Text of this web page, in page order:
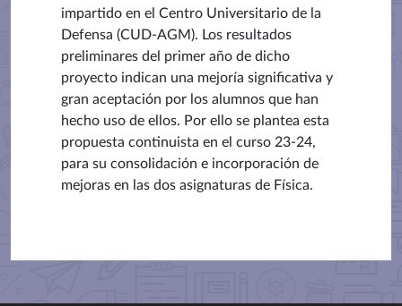
impartido en el Centro Universitario de la
Defensa (CUD-AGM). Los resultados
preliminares del primer año de dicho
proyecto indican una mejoría significativa y
gran aceptación por los alumnos que han
hecho uso de ellos. Por ello se plantea esta
propuesta continuista en el curso 23-24,
para su consolidación e incorporación de
mejoras en las dos asignaturas de Física.